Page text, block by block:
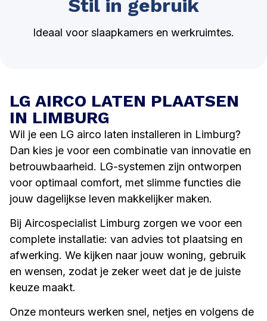
Stil in gebruik
Ideaal voor slaapkamers en werkruimtes.
LG AIRCO LATEN PLAATSEN
IN LIMBURG
Wil je een LG airco laten installeren in Limburg?
Dan kies je voor een combinatie van innovatie en
betrouwbaarheid. LG-systemen zijn ontworpen
voor optimaal comfort, met slimme functies die
jouw dagelijkse leven makkelijker maken.
Bij Aircospecialist Limburg zorgen we voor een
complete installatie: van advies tot plaatsing en
afwerking. We kijken naar jouw woning, gebruik
en wensen, zodat je zeker weet dat je de juiste
keuze maakt.
Onze monteurs werken snel, netjes en volgens de